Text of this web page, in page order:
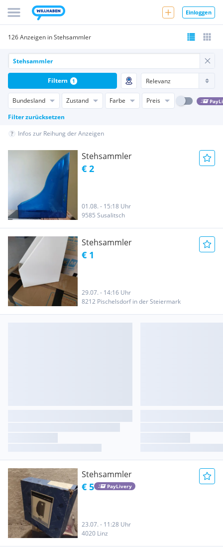
Einloggen
126 Anzeigen in Stehsammler
Bundesland Zustand Farbe Preis
Filter zurücksetzen
Filtern 1
Infos zur Reihung der Anzeigen
Stehsammler
€ 2
01.08. - 15:18 Uhr
9585 Susalitsch
Stehsammler
€ 1
29.07. - 14:16 Uhr
8212 Pischelsdorf in der Steiermark
Stehsammler
€ 5 PayLivery
23.07. - 11:28 Uhr
4020 Linz